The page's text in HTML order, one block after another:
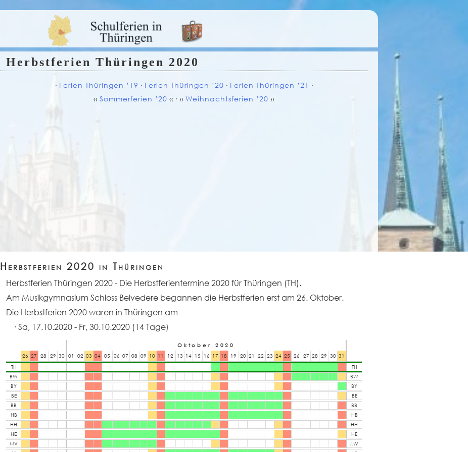
Herbstferien Thüringen 2020
∙ Ferien Thüringen ’19 ∙ Ferien Thüringen ’20 ∙ Ferien Thüringen ’21 ∙
‹‹ Sommerferien ’20 ‹‹ ∙ ›› Weihnachtsferien ’20 ››
Herbstferien 2020 in Thüringen
Herbstferien Thüringen 2020- Die Herbstferientermine 2020 für Thüringen (TH).
Am Musikgymnasium Schloss Belvedere begannen die Herbstferien erst am 26. Oktober.
Die Herbstferien 2020 waren in Thüringen am
Sa, 17.10.2020 - Fr, 30.10.2020 (14 Tage)
Oktober 2020
26 27 28 29 30 01 02 03 04 05 06 07 08 09 10 11 12 13 14 15 16 17 18 19 20 21 22 23 24 25 26 27 28 29 30 31
TH
BW
BY
BE
BB
HB
HH
HE
MV
TH
BW
BY
BE
BB
HB
HH
HE
MV